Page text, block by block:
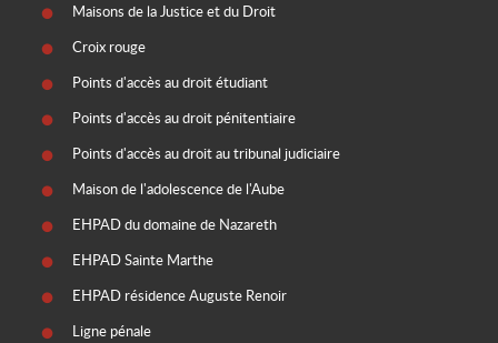
Maisons de la Justice et du Droit
Croix rouge
Points d'accès au droit étudiant
Points d'accès au droit pénitentiaire
Points d'accès au droit au tribunal judiciaire
Maison de l'adolescence de l'Aube
EHPAD du domaine de Nazareth
EHPAD Sainte Marthe
EHPAD résidence Auguste Renoir
Ligne pénale